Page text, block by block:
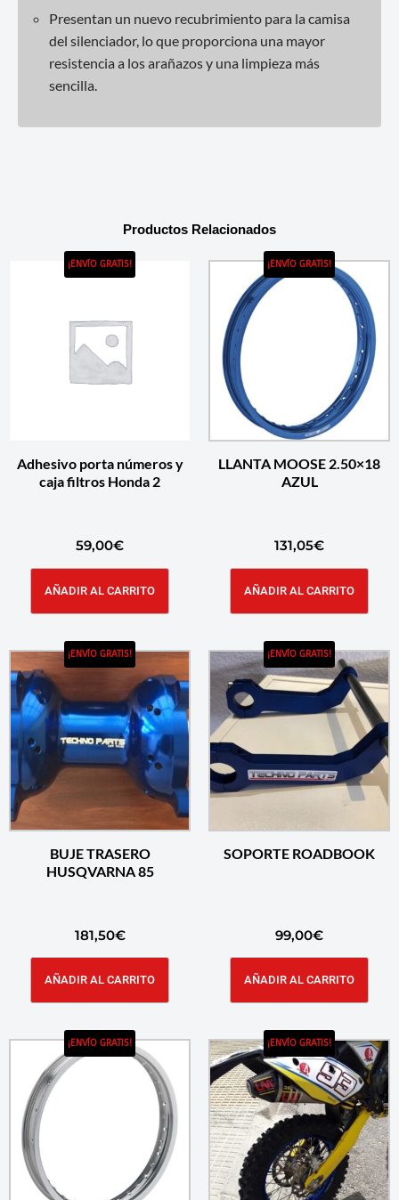
Presentan un nuevo recubrimiento para la camisa
del silenciador, lo que proporciona una mayor
resistencia a los arañazos y una limpieza más
sencilla.
Productos Relacionados
¡ENVÍO GRATIS!
Adhesivo porta números y
caja filtros Honda 2
59,00€
AÑADIR AL CARRITO
¡ENVÍO GRATIS!
LLANTA MOOSE 2.50×18
AZUL
131,05€
AÑADIR AL CARRITO
¡ENVÍO GRATIS!
BUJE TRASERO
HUSQVARNA 85
181,50€
AÑADIR AL CARRITO
¡ENVÍO GRATIS!
SOPORTE ROADBOOK
99,00€
AÑADIR AL CARRITO
¡ENVÍO GRATIS! ¡ENVÍO GRATIS!